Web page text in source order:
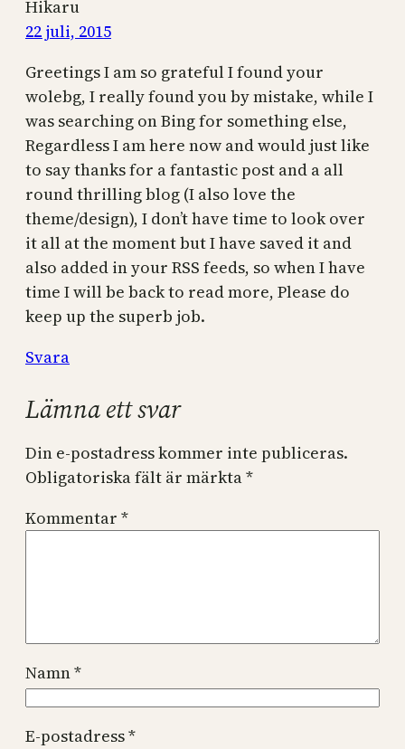
Hikaru
22 juli, 2015
Greetings I am so grateful I found your
wolebg, I really found you by mistake, while I
was searching on Bing for something else,
Regardless I am here now and would just like
to say thanks for a fantastic post and a all
round thrilling blog (I also love the
theme/design), I don’t have time to look over
it all at the moment but I have saved it and
also added in your RSS feeds, so when I have
time I will be back to read more, Please do
keep up the superb job.
Svara
Lämna ett svar
Din e-postadress kommer inte publiceras.
Obligatoriska fält är märkta*
Kommentar *
Namn*
E-postadress*